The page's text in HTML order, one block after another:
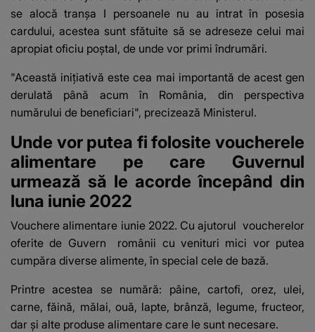
se alocă tranşa I persoanele nu au intrat în posesia
cardului, acestea sunt sfătuite să se adreseze celui mai
apropiat oficiu poştal, de unde vor primi îndrumări.
"Această iniţiativă este cea mai importantă de acest gen
derulată până acum în România, din perspectiva
numărului de beneficiari", precizează Ministerul.
Unde vor putea fi folosite voucherele
alimentare pe care Guvernul
urmează să le acorde începând din
luna iunie 2022
Vouchere alimentare iunie 2022. Cu ajutorulvoucherelor
oferite de Guvern românii cu venituri mici vor putea
cumpăra diverse alimente, în special cele de bază.
Printre acestea se numără: pâine, cartofi, orez, ulei,
carne, făină, mălai, ouă, lapte, brânză, legume, fructeor,
dar și alte produse alimentare care le sunt necesare.